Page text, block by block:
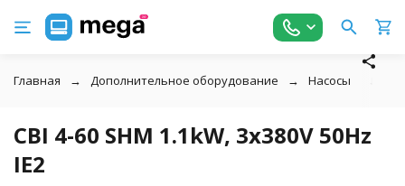
Главная Дополнительное оборудование Насосы
CBI 4-60 SHM 1.1kW, 3x380V 50Hz
IE2